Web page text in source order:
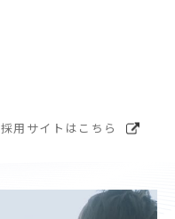
採用サイトはこちら